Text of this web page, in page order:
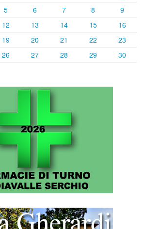
5 6 7 8
9
12 13 14 15
16
19 20 21 22
23
26 27 28 29
30